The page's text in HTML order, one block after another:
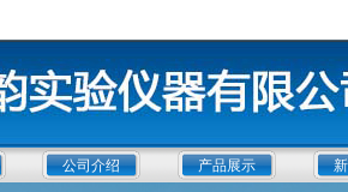
公司介绍 产品展示